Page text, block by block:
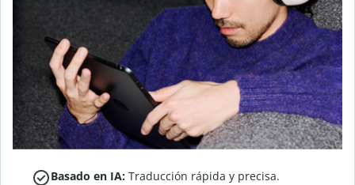
Basado en IA: Traducción rápida y precisa.